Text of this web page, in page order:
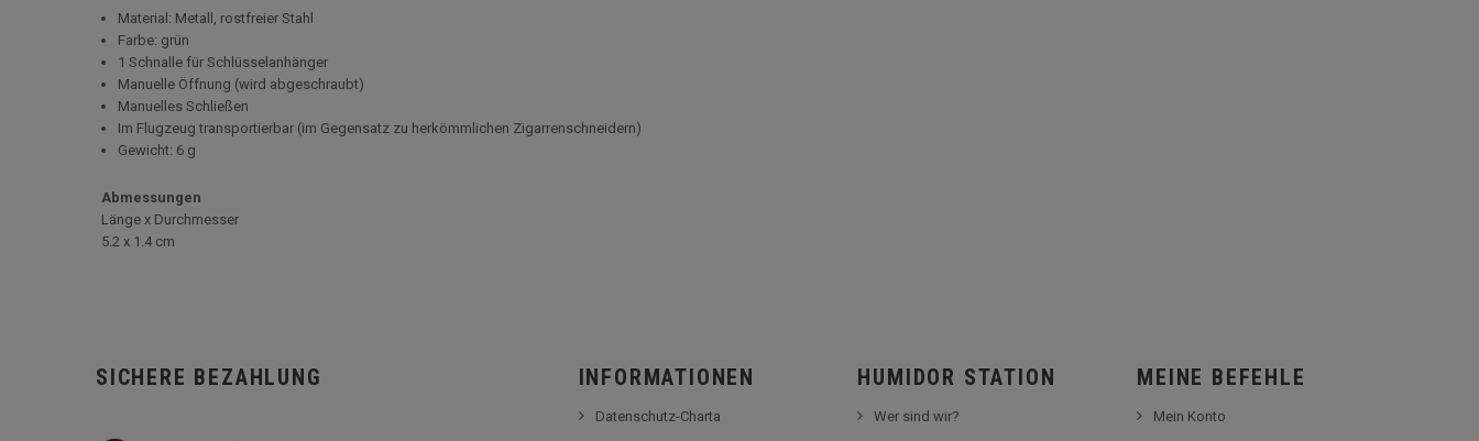
Material: Metall, rostfreier Stahl
Farbe: grün
1 Schnalle für Schlüsselanhänger
Manuelle Öffnung (wird abgeschraubt)
Manuelles Schließen
Im Flugzeug transportierbar (im Gegensatz zu herkömmlichen Zigarrenschneidern)
Gewicht: 6 g
Abmessungen
Länge x Durchmesser
5.2 x 1.4 cm
SICHERE BEZAHLUNG INFORMATIONEN
Datenschutz-Charta
HUMIDOR STATION
Wer sind wir?
MEINE BEFEHLE
Mein Konto